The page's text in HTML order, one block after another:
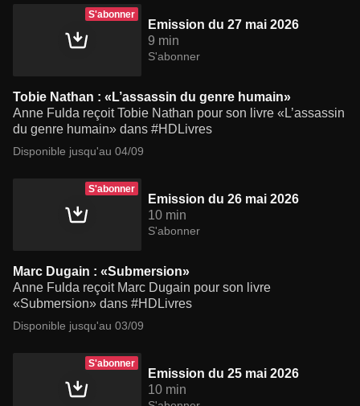
S'abonner
Emission du 27 mai 2026
9 min
S'abonner
Tobie Nathan : «L’assassin du genre humain»
Anne Fulda reçoit Tobie Nathan pour son livre «L’assassin
du genre humain» dans #HDLivres
Disponible jusqu'au 04/09
S'abonner
Emission du 26 mai 2026
10 min
S'abonner
Marc Dugain : «Submersion»
Anne Fulda reçoit Marc Dugain pour son livre
«Submersion» dans #HDLivres
Disponible jusqu'au 03/09
S'abonner
Emission du 25 mai 2026
10 min